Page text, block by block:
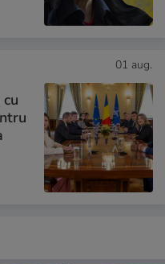
01 aug.